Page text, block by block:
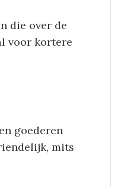
die over de
voor kortere
goederen
mits